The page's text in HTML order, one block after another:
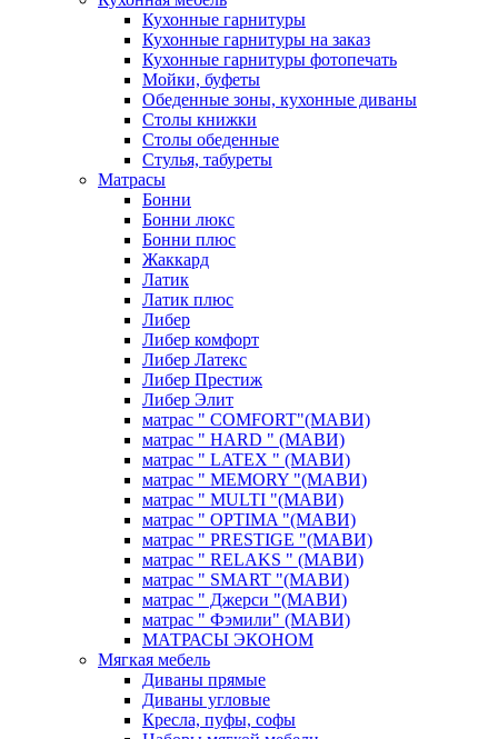
Кухонные гарнитуры
Кухонные гарнитуры на заказ
Кухонные гарнитуры фотопечать
Мойки, буфеты
Обеденные зоны, кухонные диваны
Столы книжки
Столы обеденные
Стулья, табуреты
Матрасы
Бонни
Бонни люкс
Бонни плюс
Жаккард
Латик
Латик плюс
Либер
Либер комфорт
Либер Латекс
Либер Престиж
Либер Элит
матрас " COMFORT"(МАВИ)
матрас " HARD " (МАВИ)
матрас " LATEX " (МАВИ)
матрас " MEMORY "(МАВИ)
матрас " MULTI "(МАВИ)
матрас " OPTIMA "(МАВИ)
матрас " PRESTIGE "(МАВИ)
матрас " RELAKS " (МАВИ)
матрас " SMART "(МАВИ)
матрас " Джерси "(МАВИ)
матрас " Фэмили" (МАВИ)
МАТРАСЫ ЭКОНОМ
Мягкая мебель
Диваны прямые
Диваны угловые
Кресла, пуфы, софы